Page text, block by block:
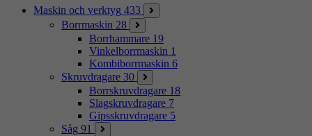
Maskin och verktyg 433
Borrmaskin 28
Borrhammare 19
Vinkelborrmaskin 1
Kombiborrmaskin 6
Skruvdragare 30
Borrskruvdragare 18
Slagskruvdragare 7
Gipsskruvdragare 5
Såg 91